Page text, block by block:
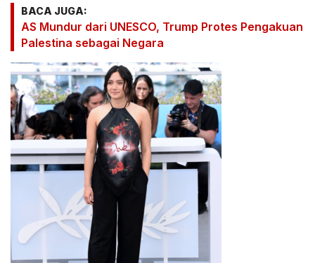
BACA JUGA:
AS Mundur dari UNESCO, Trump Protes Pengakuan
Palestina sebagai Negara